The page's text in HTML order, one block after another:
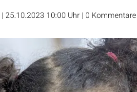
| 25.10.2023 10:00 Uhr | 0 Kommentare